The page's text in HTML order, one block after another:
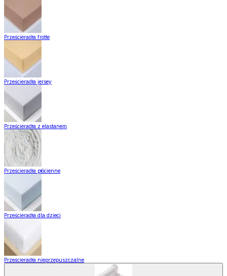
Prześcieradła frotte
Prześcieradła jersey
Prześcieradła z elastanem
Prześcieradła płócienne
Prześcieradła dla dzieci
Prześcieradła nieprzepuszczalne